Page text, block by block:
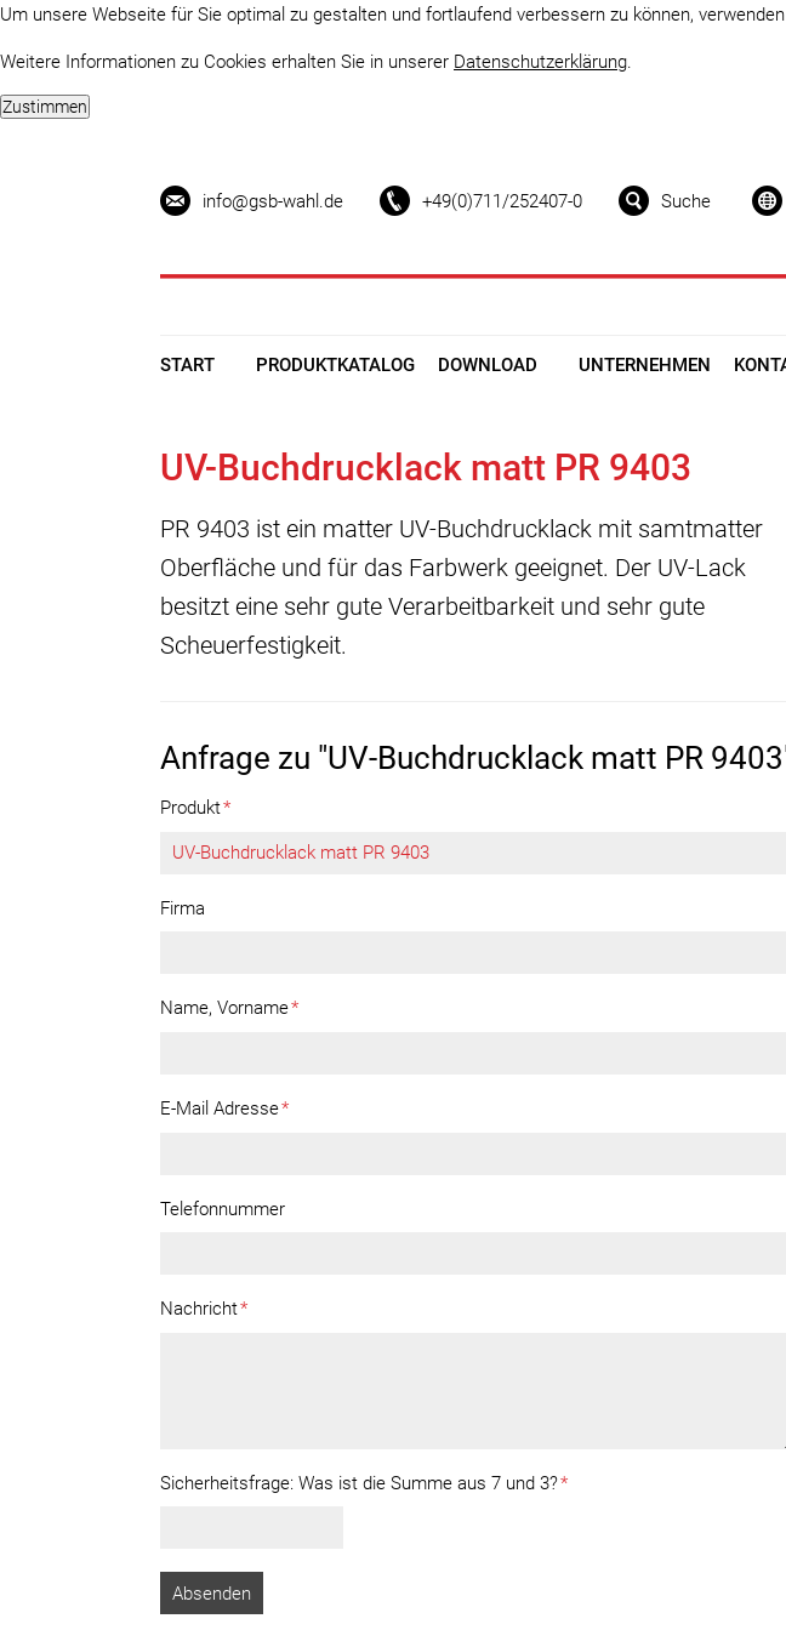
Um unsere Webseite für Sie optimal zu gestalten und fortlaufend verbessern zu können,
Weitere Informationen zu Cookies erhalten Sie in unserer Datenschutzerklärung.
info@gsb-wahl.de +49(0)711/252407-0 Suche
START PRODUKTKATALOG DOWNLOAD UNTERNEHMEN
UV-Buchdrucklack matt PR 9403
PR 9403 ist ein matter UV-Buchdrucklack mit samtmatter
Oberfläche und für das Farbwerk geeignet. Der UV-Lack
besitzt eine sehr gute Verarbeitbarkeit und sehr gute
Scheuerfestigkeit.
Anfrage zu "UV-Buchdrucklack matt PR
Produkt*
Firma
Name, Vorname*
E-Mail Adresse*
Telefonnummer
Nachricht*
Sicherheitsfrage: Was ist die Summe aus 7 und 3?*